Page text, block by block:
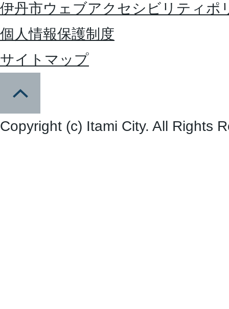
伊丹市ウェブアクセシビリティポ
個人情報保護制度
サイトマップ
Copyright (c) Itami City. All Rights